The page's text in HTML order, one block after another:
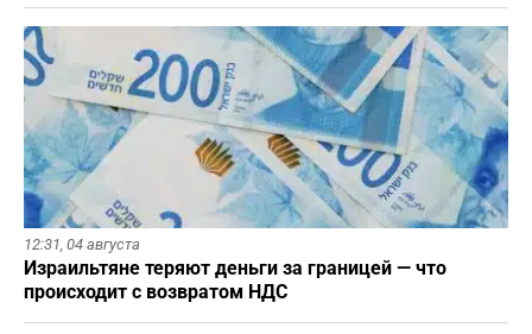
12:31, 04 августа
Израильтяне теряют деньги за границей — что
происходит с возвратом НДС